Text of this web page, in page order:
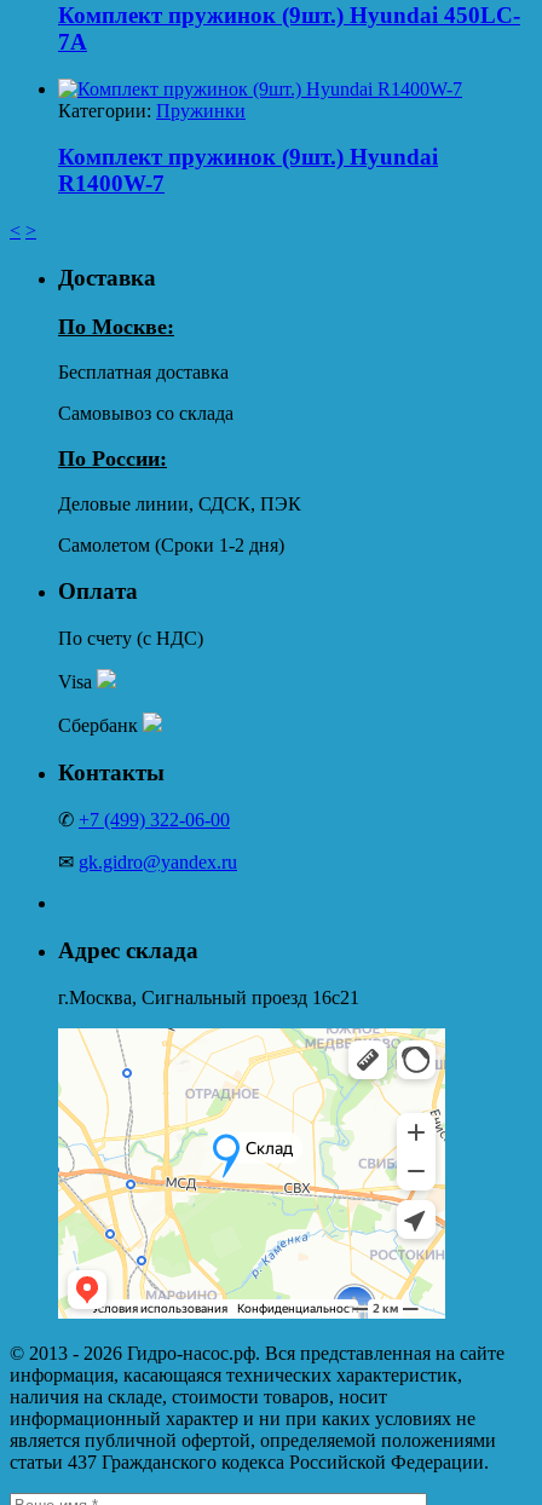
Комплект пружинок (9шт.) Hyundai 450LC-
7A
Категории: Пружинки
Комплект пружинок (9шт.) Hyundai
R1400W-7
< >
Доставка
По Москве:
Бесплатная доставка
Самовывоз со склада
По России:
Деловые линии, СДСК, ПЭК
Самолетом (Сроки 1-2 дня)
Оплата
По счету (с НДС)
Visa
Сбербанк
Контакты
✆ +7 (499) 322-06-00
✉ gk.gidro@yandex.ru
Адрес склада
г.Москва, Сигнальный проезд 16с21
© 2013 - 2026 Гидро-насос.рф. Вся представленная на сайте
информация, касающаяся технических характеристик,
наличия на складе, стоимости товаров, носит
информационный характер и ни при каких условиях не
является публичной офертой, определяемой положениями
статьи 437 Гражданского кодекса Российской Федерации.